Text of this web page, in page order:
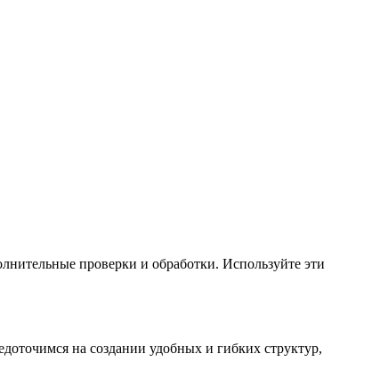
проверки и обработки. Используйте эти
на создании удобных и гибких структур,